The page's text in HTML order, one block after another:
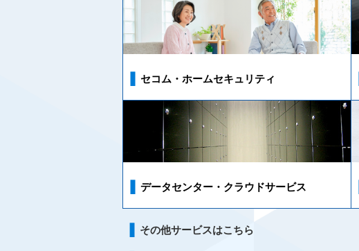
セコム・ホームセキュリティ
データセンター・クラウドサービス
その他サービスはこちら